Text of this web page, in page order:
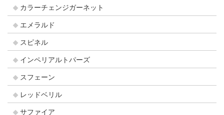
カラーチェンジガーネット
エメラルド
スピネル
インペリアルトパーズ
スフェーン
レッドベリル
サファイア